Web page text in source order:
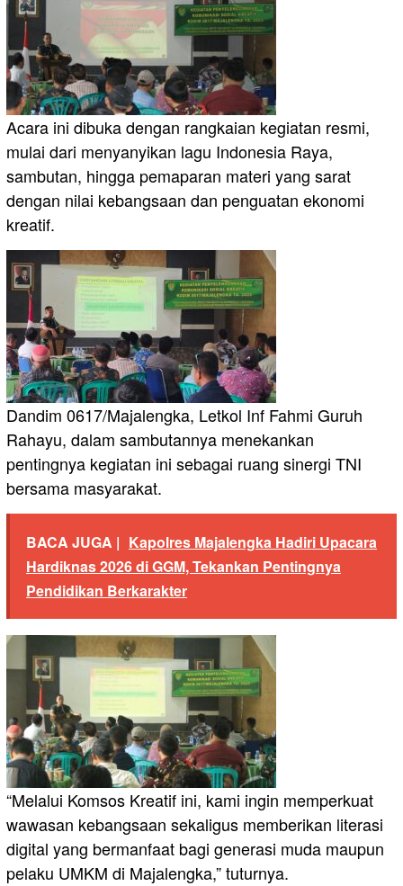
Acara ini dibuka dengan rangkaian kegiatan resmi,
mulai dari menyanyikan lagu Indonesia Raya,
sambutan, hingga pemaparan materi yang sarat
dengan nilai kebangsaan dan penguatan ekonomi
kreatif.
Dandim 0617/Majalengka, Letkol Inf Fahmi Guruh
Rahayu, dalam sambutannya menekankan
pentingnya kegiatan ini sebagai ruang sinergi TNI
bersama masyarakat.
BACA JUGA | Kapolres Majalengka Hadiri Upacara
Hardiknas 2026 di GGM, Tekankan Pentingnya
Pendidikan Berkarakter
“Melalui Komsos Kreatif ini, kami ingin memperkuat
wawasan kebangsaan sekaligus memberikan literasi
digital yang bermanfaat bagi generasi muda maupun
pelaku UMKM di Majalengka,” tuturnya.